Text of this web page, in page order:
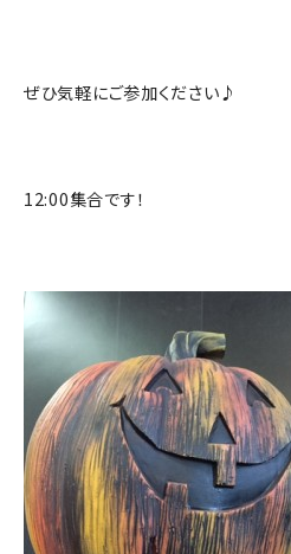
ぜひ気軽にご参加ください♪
12:00集合です！